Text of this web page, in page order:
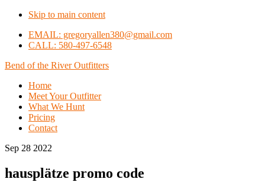
Skip to main content
EMAIL: gregoryallen380@gmail.com
CALL: 580-497-6548
Bend of the River Outfitters
Home
Meet Your Outfitter
What We Hunt
Pricing
Contact
Sep 28 2022
hausplätze promo code